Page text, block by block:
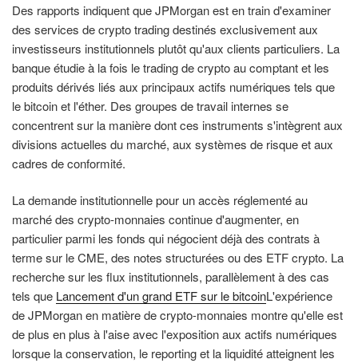
Des rapports indiquent que JPMorgan est en train d'examiner
des services de crypto trading destinés exclusivement aux
investisseurs institutionnels plutôt qu'aux clients particuliers. La
banque étudie à la fois le trading de crypto au comptant et les
produits dérivés liés aux principaux actifs numériques tels que
le bitcoin et l'éther. Des groupes de travail internes se
concentrent sur la manière dont ces instruments s'intègrent aux
divisions actuelles du marché, aux systèmes de risque et aux
cadres de conformité.
La demande institutionnelle pour un accès réglementé au
marché des crypto-monnaies continue d'augmenter, en
particulier parmi les fonds qui négocient déjà des contrats à
terme sur le CME, des notes structurées ou des ETF crypto. La
recherche sur les flux institutionnels, parallèlement à des cas
tels que Lancement d'un grand ETF sur le bitcoinL'expérience
de JPMorgan en matière de crypto-monnaies montre qu'elle est
de plus en plus à l'aise avec l'exposition aux actifs numériques
lorsque la conservation, le reporting et la liquidité atteignent les